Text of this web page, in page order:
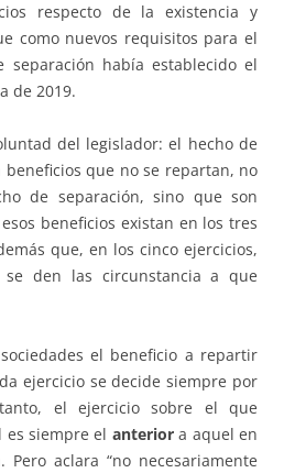
respecto de la existencia y
como nuevos requisitos para el
separación había establecido el
de 2019.
del legislador: el hecho de
que no se repartan, no
de separación, sino que son
beneficios existan en los tres
que, en los cinco ejercicios,
den las circunstancia a que
el beneficio a repartir
ejercicio se decide siempre por
el ejercicio sobre el que
es siempre el anteriora aquel en
aclara “no necesariamente